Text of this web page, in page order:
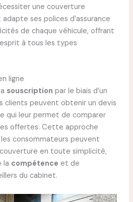
une couverture
ses polices d’assurance
de chaque véhicule, offrant
à tous les types
ligne
souscription par le biais d’un
clients peuvent obtenir un devis
qui leur permet de comparer
offertes. Cette approche
consommateurs peuvent
en toute simplicité,
la compétence et de
du cabinet.